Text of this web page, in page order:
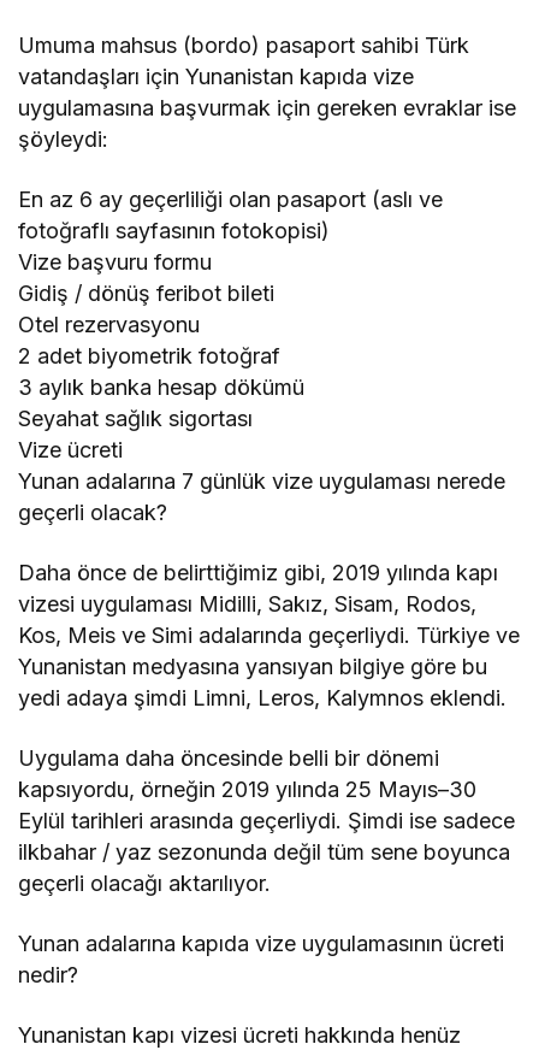
Umuma mahsus (bordo) pasaport sahibi Türk
vatandaşları için Yunanistan kapıda vize
uygulamasına başvurmak için gereken evraklar ise
şöyleydi:
En az 6 ay geçerliliği olan pasaport (aslı ve
fotoğraflı sayfasının fotokopisi)
Vize başvuru formu
Gidiş / dönüş feribot bileti
Otel rezervasyonu
2 adet biyometrik fotoğraf
3 aylık banka hesap dökümü
Seyahat sağlık sigortası
Vize ücreti
Yunan adalarına 7 günlük vize uygulaması nerede
geçerli olacak?
Daha önce de belirttiğimiz gibi, 2019 yılında kapı
vizesi uygulaması Midilli, Sakız, Sisam, Rodos,
Kos, Meis ve Simi adalarında geçerliydi. Türkiye ve
Yunanistan medyasına yansıyan bilgiye göre bu
yedi adaya şimdi Limni, Leros, Kalymnos eklendi.
Uygulama daha öncesinde belli bir dönemi
kapsıyordu, örneğin 2019 yılında 25 Mayıs–30
Eylül tarihleri arasında geçerliydi. Şimdi ise sadece
ilkbahar / yaz sezonunda değil tüm sene boyunca
geçerli olacağı aktarılıyor.
Yunan adalarına kapıda vize uygulamasının ücreti
nedir?
Yunanistan kapı vizesi ücreti hakkında henüz